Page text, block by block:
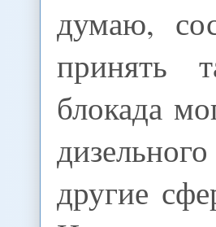
думаю,
принять
блокада
другие